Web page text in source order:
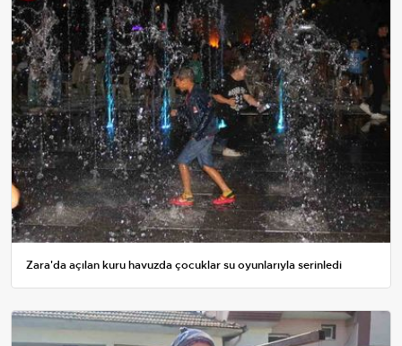
Zara'da açılan kuru havuzda çocuklar su oyunlarıyla serinledi